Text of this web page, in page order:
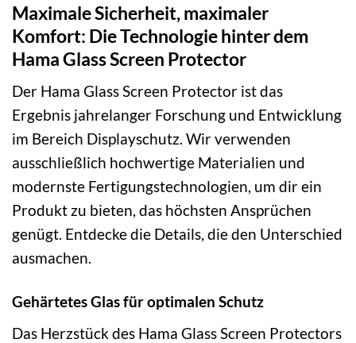
Maximale Sicherheit, maximaler
Komfort: Die Technologie hinter dem
Hama Glass Screen Protector
Der Hama Glass Screen Protector ist das
Ergebnis jahrelanger Forschung und Entwicklung
im Bereich Displayschutz. Wir verwenden
ausschließlich hochwertige Materialien und
modernste Fertigungstechnologien, um dir ein
Produkt zu bieten, das höchsten Ansprüchen
genügt. Entdecke die Details, die den Unterschied
ausmachen.
Gehärtetes Glas für optimalen Schutz
Das Herzstück des Hama Glass Screen Protectors